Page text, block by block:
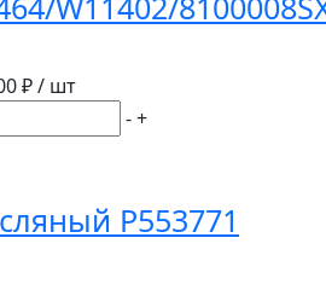
₽ / шт
8100008SX/Z33472/JX1008A/
-+
P553771